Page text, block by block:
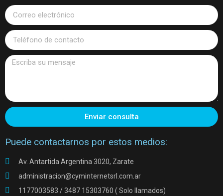
Enviar consulta
Puede contactarnos por estos medios:
Av. Antartida Argentina 3020, Zarate
administracion@cyminternetsrl.com.ar
1177003583 / 3487 15303760 ( Solo llamados)